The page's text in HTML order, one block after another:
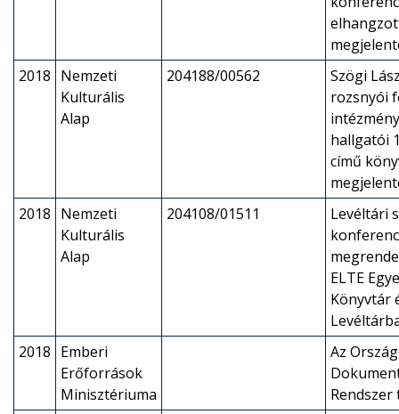
2018 Nemzeti
Kulturális
Alap
204188/00562
Szögi
rozsnyói
hallgatói
című
2018 Nemzeti
Kulturális
Alap
204108/01511
Levéltári
ELTE
Könyvtár
2018 Emberi
Erőforrások
Minisztériuma
Az